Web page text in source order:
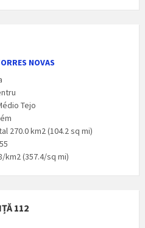
NOVAS
Tejo
270.0 km2 (104.2 sq mi)
km2 (357.4/sq mi)
112